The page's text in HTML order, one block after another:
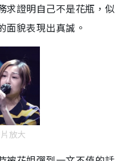
求證明自己不是花瓶，似
面貌表現出真誠。
放大